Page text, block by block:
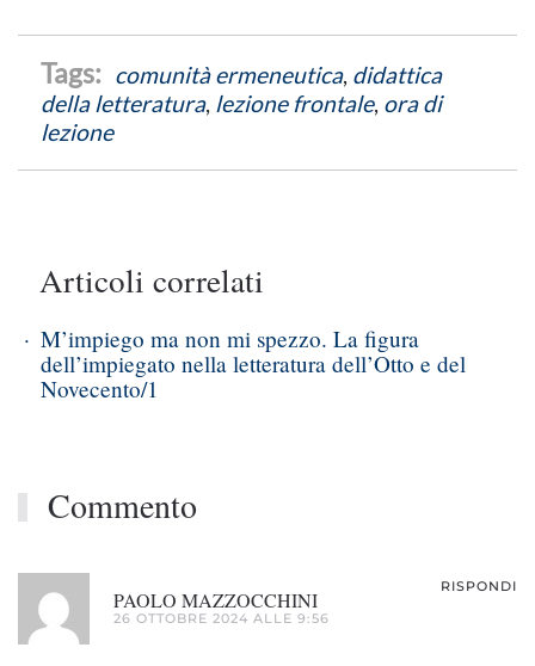
comunità ermeneutica, didattica
della letteratura, lezione frontale, ora di
lezione
Articoli correlati
M’impiego ma non mi spezzo. La figura
dell’impiegato nella letteratura dell’Otto e del
Novecento/1
Commento
PAOLO MAZZOCCHINI
26 OTTOBRE 2024 ALLE 9:56
RISPONDI